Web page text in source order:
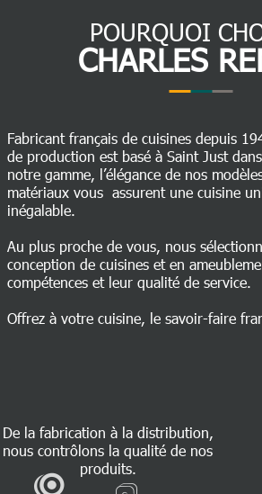
POURQUOI
CHARLES
Fabricant français de cuisines depuis
de production est basé à Saint Just
notre gamme, l’élégance de nos
matériaux vous assurent une cuisine
inégalable.
Au plus proche de vous, nous
conception de cuisines et en
compétences et leur qualité de service.
Offrez à votre cuisine, le savoir-faire
De la fabrication à la distribution,
nous contrôlons la qualité de nos
produits.